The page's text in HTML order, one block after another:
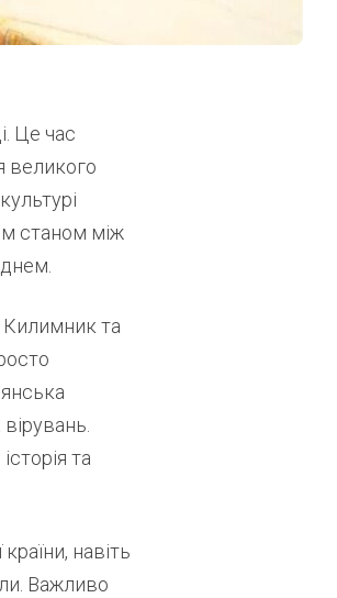
Це час
великого
станом між
Килимник та
та
навіть
Важливо